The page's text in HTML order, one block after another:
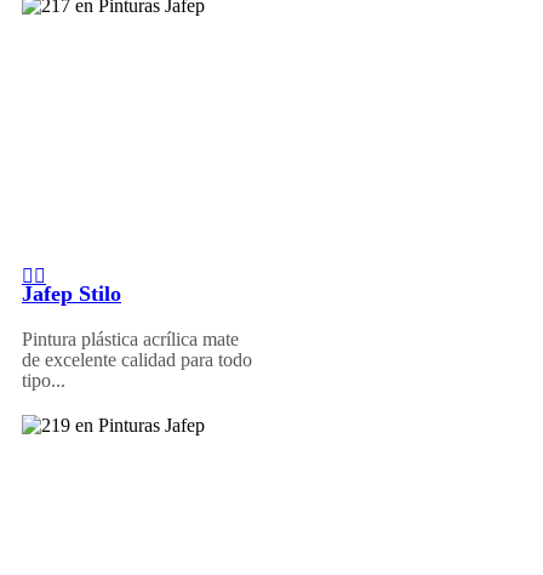
Jafep Stilo
Pintura plástica acrílica mate
de excelente calidad para todo
tipo...